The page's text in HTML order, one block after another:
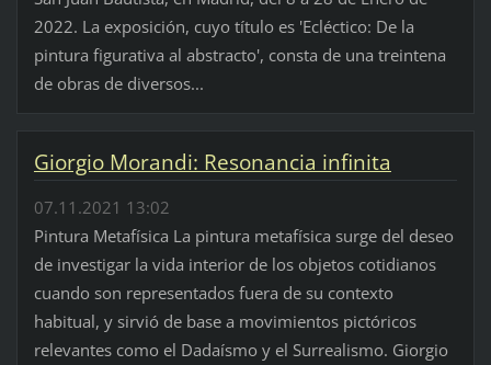
2022. La exposición, cuyo título es 'Ecléctico: De la
pintura figurativa al abstracto', consta de una treintena
de obras de diversos...
Giorgio Morandi: Resonancia infinita
07.11.2021 13:02
Pintura Metafísica La pintura metafísica surge del deseo
de investigar la vida interior de los objetos cotidianos
cuando son representados fuera de su contexto
habitual, y sirvió de base a movimientos pictóricos
relevantes como el Dadaísmo y el Surrealismo. Giorgio